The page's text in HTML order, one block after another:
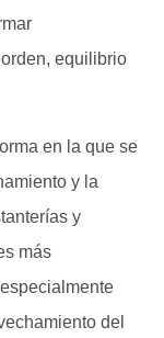
equilibrio
en la que se
y la
y
más
del